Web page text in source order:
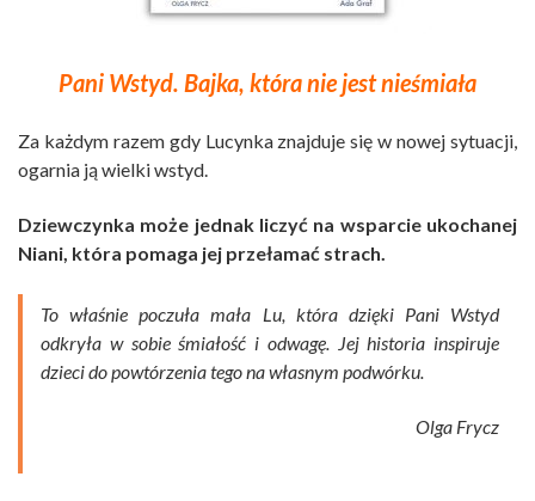
Pani Wstyd. Bajka, która nie jest nieśmiała
Za każdym razem gdy Lucynka znajduje się w nowej sytuacji,
ogarnia ją wielki wstyd.
Dziewczynka może jednak liczyć na wsparcie ukochanej
Niani, która pomaga jej przełamać strach.
To właśnie poczuła mała Lu, która dzięki Pani Wstyd
odkryła w sobie śmiałość i odwagę. Jej historia inspiruje
dzieci do powtórzenia tego na własnym podwórku.
Olga Frycz